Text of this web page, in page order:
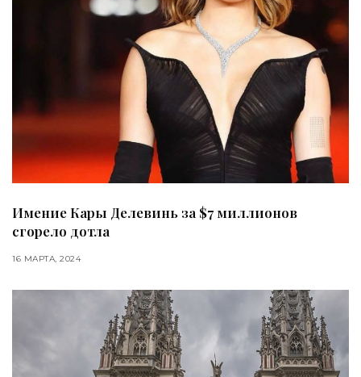
Имение Кары Делевинь за $7 миллионов
сгорело дотла
16 МАРТА, 2024